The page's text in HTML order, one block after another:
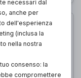
necessari dal
anche per
dell'esperienza
(inclusa la
nella nostra
consenso: la
compromettere